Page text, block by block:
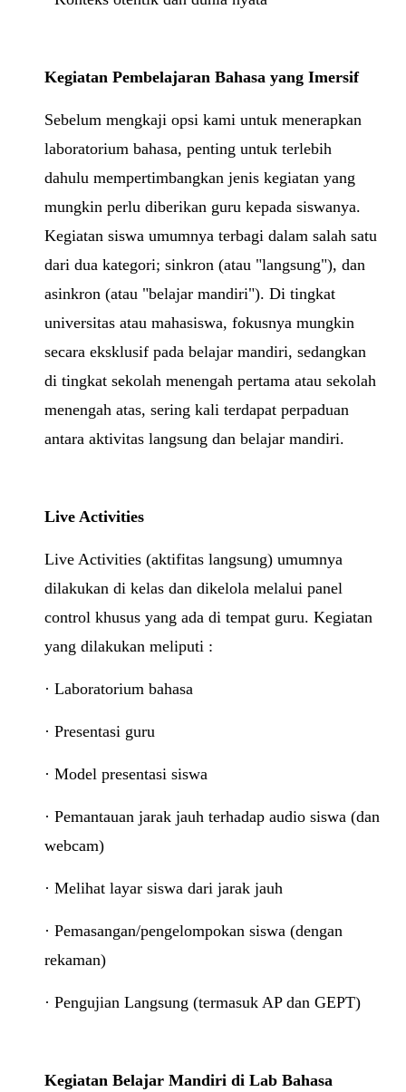
Kegiatan Pembelajaran Bahasa yang Imersif
Sebelum mengkaji opsi kami untuk menerapkan
laboratorium bahasa, penting untuk terlebih
dahulu mempertimbangkan jenis kegiatan yang
mungkin perlu diberikan guru kepada siswanya.
Kegiatan siswa umumnya terbagi dalam salah satu
dari dua kategori; sinkron (atau "langsung"), dan
asinkron (atau "belajar mandiri"). Di tingkat
universitas atau mahasiswa, fokusnya mungkin
secara eksklusif pada belajar mandiri, sedangkan
di tingkat sekolah menengah pertama atau sekolah
menengah atas, sering kali terdapat perpaduan
antara aktivitas langsung dan belajar mandiri.
Live Activities
Live Activities (aktifitas langsung) umumnya
dilakukan di kelas dan dikelola melalui panel
control khusus yang ada di tempat guru. Kegiatan
yang dilakukan meliputi :
· Laboratorium bahasa
· Presentasi guru
· Model presentasi siswa
· Pemantauan jarak jauh terhadap audio siswa (dan
webcam)
· Melihat layar siswa dari jarak jauh
· Pemasangan/pengelompokan siswa (dengan
rekaman)
· Pengujian Langsung (termasuk AP dan GEPT)
Kegiatan Belajar Mandiri di Lab Bahasa